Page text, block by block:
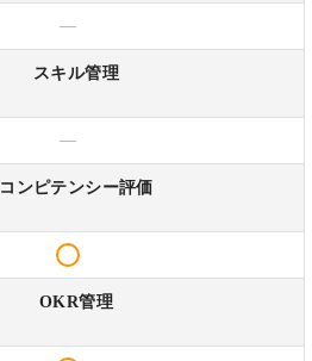
—
スキル管理
—
コンピテンシー評価
OKR管理